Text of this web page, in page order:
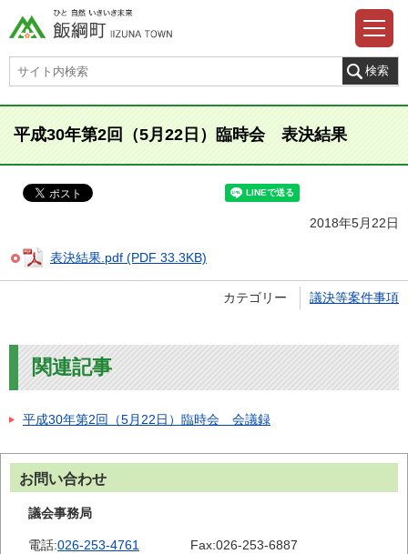
平成30年第2回（5月22日）臨時会 表決結果
2018年5月22日
表決結果.pdf (PDF 33.3KB)
カテゴリー 議決等案件事項
関連記事
平成30年第2回（5月22日）臨時会 会議録
お問い合わせ
議会事務局
電話:026-253-4761 Fax:026-253-6887